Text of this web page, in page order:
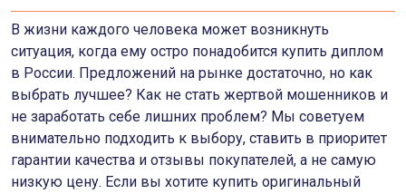
В жизни каждого человека может возникнуть
ситуация, когда ему остро понадобится купить диплом
в России. Предложений на рынке достаточно, но как
выбрать лучшее? Как не стать жертвой мошенников и
не заработать себе лишних проблем? Мы советуем
внимательно подходить к выбору, ставить в приоритет
гарантии качества и отзывы покупателей, а не самую
низкую цену. Если вы хотите купить оригинальный